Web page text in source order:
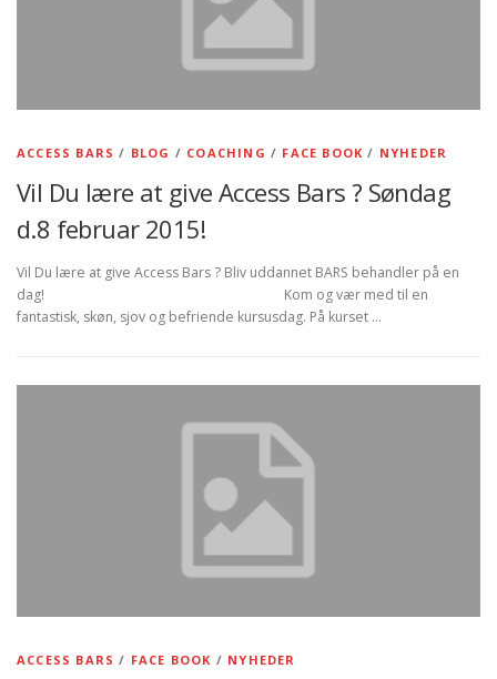
ACCESS BARS / BLOG / COACHING / FACE BOOK / NYHEDER
Vil Du lære at give Access Bars ? Søndag
d.8 februar 2015!
Vil Du lære at give Access Bars ? Bliv uddannet BARS behandler på en
dag! Kom og vær med til en
fantastisk, skøn, sjov og befriende kursusdag. På kurset …
ACCESS BARS / FACE BOOK / NYHEDER